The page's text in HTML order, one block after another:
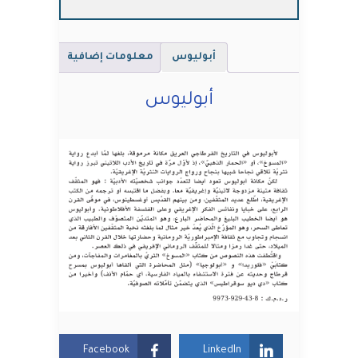
أبوليوس معلومات إضافية
أبوليوس
Facebook LinkedIn